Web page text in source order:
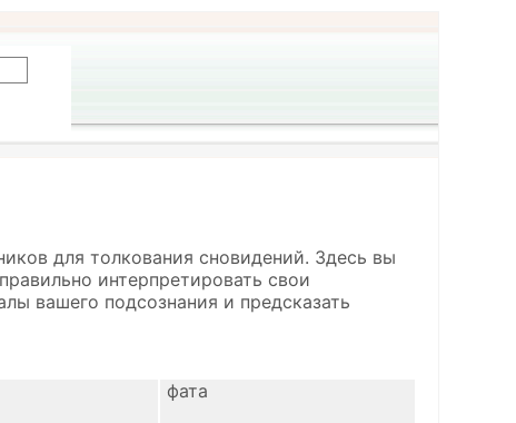
для толкования сновидений. Здесь вы
интерпретировать свои
вашего подсознания и предсказать
фата